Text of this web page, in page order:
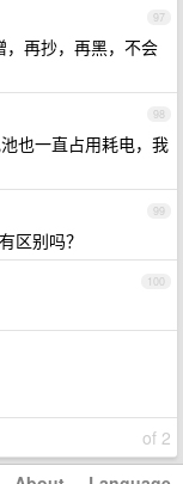
97
再抄，再黑，不会
98
也一直占用耗电，我
99
区别吗？
100
of 2